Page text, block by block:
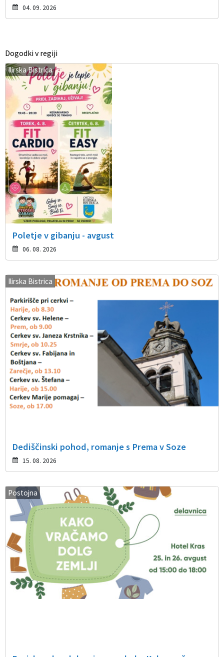
04. 09. 2026
Dogodki v regiji
Ilirska Bistrica
Poletje v gibanju - avgust
06. 08. 2026
Ilirska Bistrica
Dediščinski pohod, romanje s Prema v Soze
15. 08. 2026
Postojna